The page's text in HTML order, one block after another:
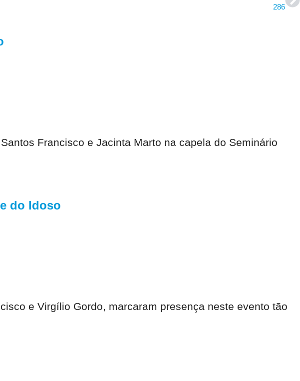
286
Francisco e Jacinta Marto na capela do Seminário
do Idoso
e Virgílio Gordo, marcaram presença neste evento tão